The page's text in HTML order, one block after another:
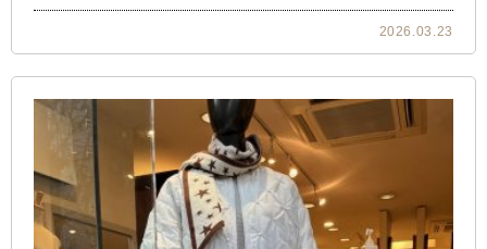
2026.03.23